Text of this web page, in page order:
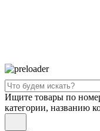
Ищите товары по
категории, названию